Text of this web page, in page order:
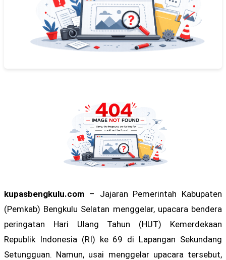
kupasbengkulu.com – Jajaran Pemerintah Kabupaten
(Pemkab) Bengkulu Selatan menggelar, upacara bendera
peringatan Hari Ulang Tahun (HUT) Kemerdekaan
Republik Indonesia (RI) ke 69 di Lapangan Sekundang
Setungguan. Namun, usai menggelar upacara tersebut,